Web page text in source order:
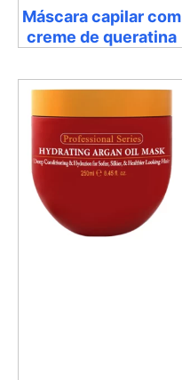
Máscara capilar com
creme de queratina